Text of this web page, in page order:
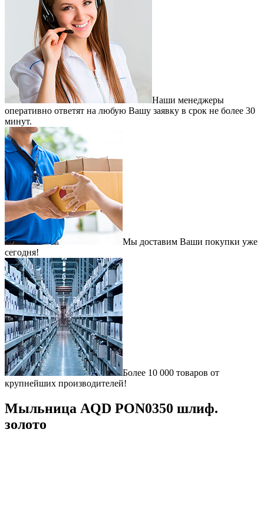
Наши менеджеры
оперативно ответят на любую Вашу заявку в срок не более 30
минут.
Мы доставим Ваши покупки уже
сегодня!
Более 10 000 товаров от
крупнейших производителей!
Мыльница AQD PON0350 шлиф.
золото